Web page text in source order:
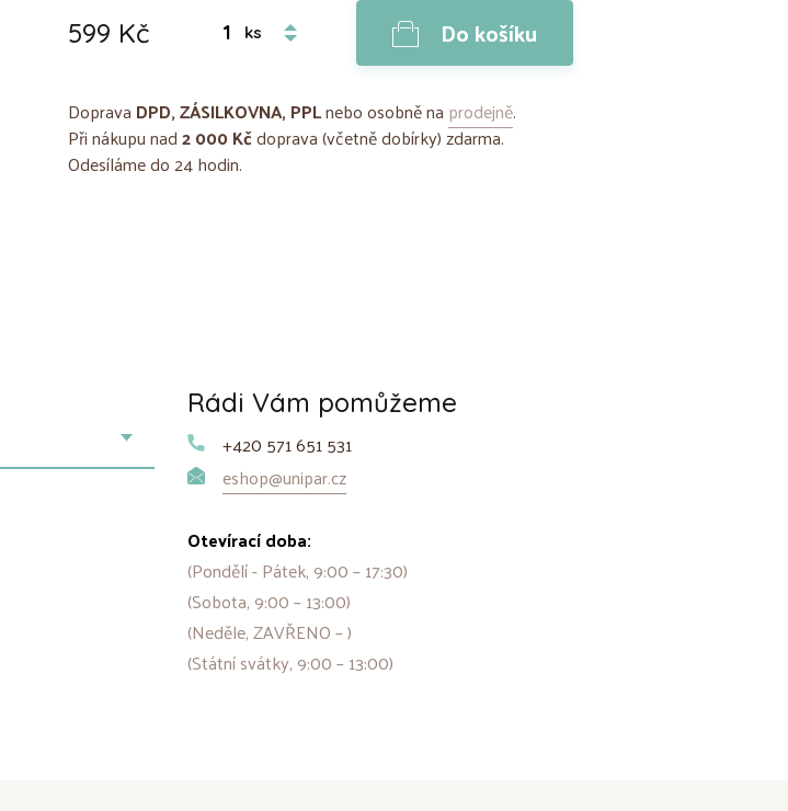
599 Kč ks Do košíku
Doprava DPD, ZÁSILKOVNA, PPLnebo osobně na prodejně.
Při nákupu nad2 000 Kčdoprava (včetně dobírky) zdarma.
Odesíláme do 24 hodin.
Rádi Vám pomůžeme
+420 571 651 531
eshop@unipar.cz
Otevírací doba:
(Pondělí - Pátek, 9:00 – 17:30)
(Sobota, 9:00 – 13:00)
(Neděle, ZAVŘENO – )
(Státní svátky, 9:00 – 13:00)